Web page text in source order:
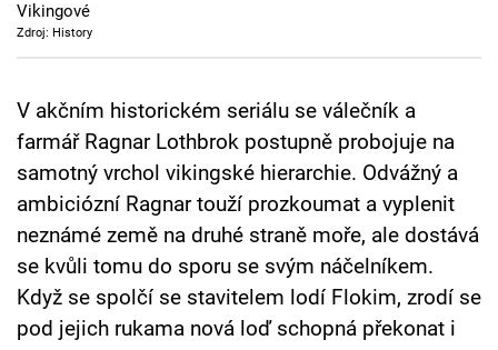
TV Program
Přihlášení
Sledujte nás
Vikingové
Zdroj: History
V akčním historickém seriálu se válečník a
farmář Ragnar Lothbrok postupně probojuje na
samotný vrchol vikingské hierarchie. Odvážný a
ambiciózní Ragnar touží prozkoumat a vyplenit
neznámé země na druhé straně moře, ale dostává
se kvůli tomu do sporu se svým náčelníkem.
Když se spolčí se stavitelem lodí Flokim, zrodí se
pod jejich rukama nová loď schopná překonat i